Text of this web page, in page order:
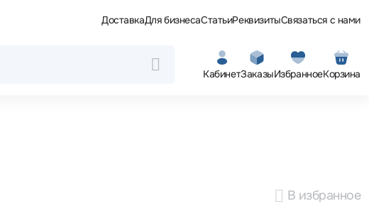
ДоставкаДля бизнесаСтатьиРеквизитыСвязаться с нами
КабинетЗаказыИзбранноеКорзина
В избранное